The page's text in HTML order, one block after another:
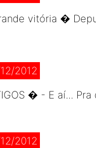
vitória �
2012
� - E aí...
2012